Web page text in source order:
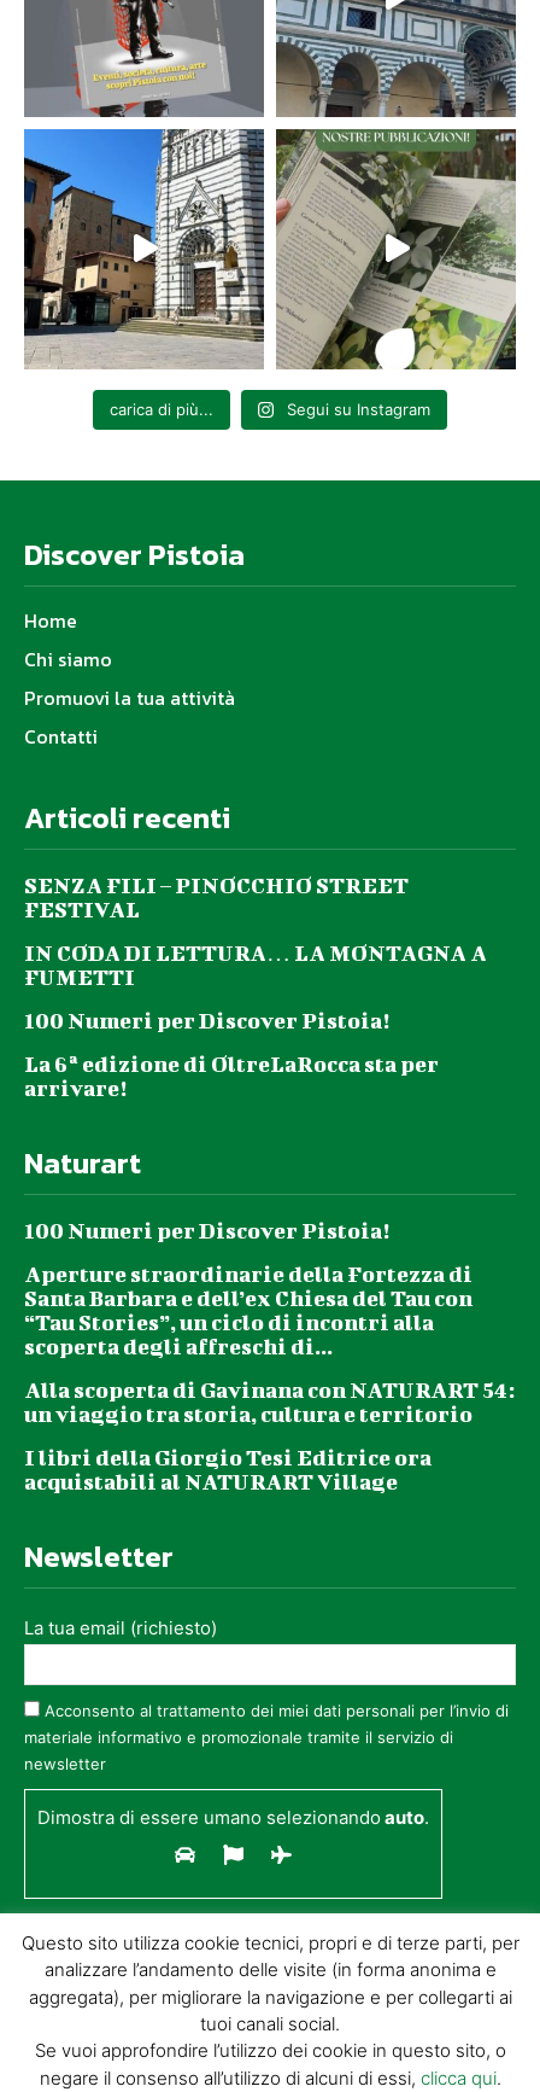
carica di più... Segui su Instagram
Discover Pistoia
Home
Chi siamo
Promuovi la tua attività
Contatti
Articoli recenti
SENZA FILI – PINOCCHIO STREET
FESTIVAL
IN CODA DI LETTURA… LA MONTAGNA A
FUMETTI
100 Numeri per Discover Pistoia!
La 6ª edizione di OltreLaRocca sta per
arrivare!
Naturart
100 Numeri per Discover Pistoia!
Aperture straordinarie della Fortezza di
Santa Barbara e dell’ex Chiesa del Tau con
“Tau Stories”, un ciclo di incontri alla
scoperta degli affreschi di...
Alla scoperta di Gavinana con NATURART 54:
un viaggio tra storia, cultura e territorio
I libri della Giorgio Tesi Editrice ora
acquistabili al NATURART Village
Newsletter
La tua email (richiesto)
Acconsento al trattamento dei miei dati personali per l’invio di
materiale informativo e promozionale tramite il servizio di
newsletter
Dimostra di essere umano selezionandoauto.
Questo sito utilizza cookie tecnici, propri e di terze parti, per
analizzare l’andamento delle visite (in forma anonima e
aggregata), per migliorare la navigazione e per collegarti ai
tuoi canali social.
Se vuoi approfondire l’utilizzo dei cookie in questo sito, o
negare il consenso all’utilizzo di alcuni di essi, clicca qui.